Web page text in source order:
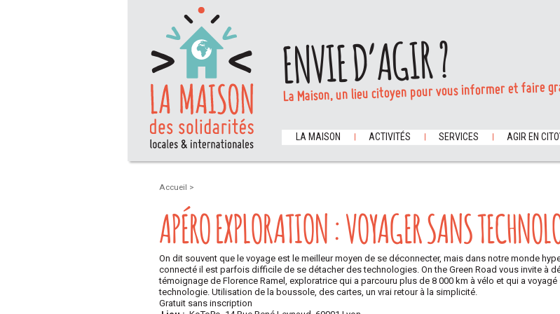
ENVIE D’AGIR ?
La Maison, un lieu citoyen pour vous informer et faire
LA MAISON ACTIVITÉS SERVICES AGIR EN
Accueil >
APÉRO EXPLORATION : VOYAGER SANS
On dit souvent que le voyage est le meilleur moyen de se déconnecter, mais dans notre monde
connecté il est parfois difficile de se détacher des technologies. On the Green Road vous invite à
témoignage de Florence Ramel, exploratrice qui a parcouru plus de 8 000 km à vélo et qui a voyagé
technologie. Utilisation de la boussole, des cartes, un vrai retour à la simplicité.
Gratuit sans inscription